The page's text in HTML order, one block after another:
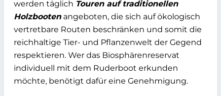
werden täglich Touren auf traditionellen
Holzbootenangeboten, die sich auf ökologisch
vertretbare Routen beschränken und somit die
reichhaltige Tier- und Pflanzenwelt der Gegend
respektieren. Wer das Biosphärenreservat
individuell mit dem Ruderboot erkunden
möchte, benötigt dafür eine Genehmigung.